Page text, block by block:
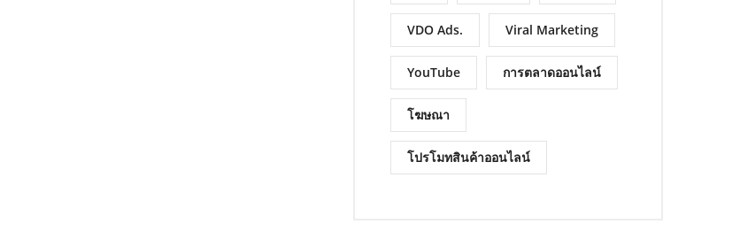
VDO Ads. Viral Marketing
YouTube การตลาดออนไลน์
โฆษณา
โปรโมทสินค้าออนไลน์